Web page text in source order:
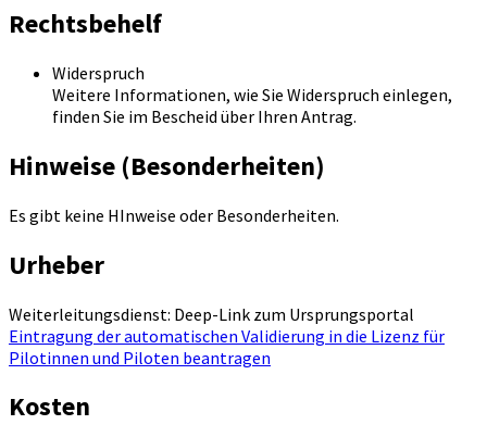
Rechtsbehelf
Widerspruch
Weitere Informationen, wie Sie Widerspruch einlegen,
finden Sie im Bescheid über Ihren Antrag.
Hinweise (Besonderheiten)
Es gibt keine HInweise oder Besonderheiten.
Urheber
Weiterleitungsdienst: Deep-Link zum Ursprungsportal
Eintragung der automatischen Validierung in die Lizenz für
Pilotinnen und Piloten beantragen
Kosten